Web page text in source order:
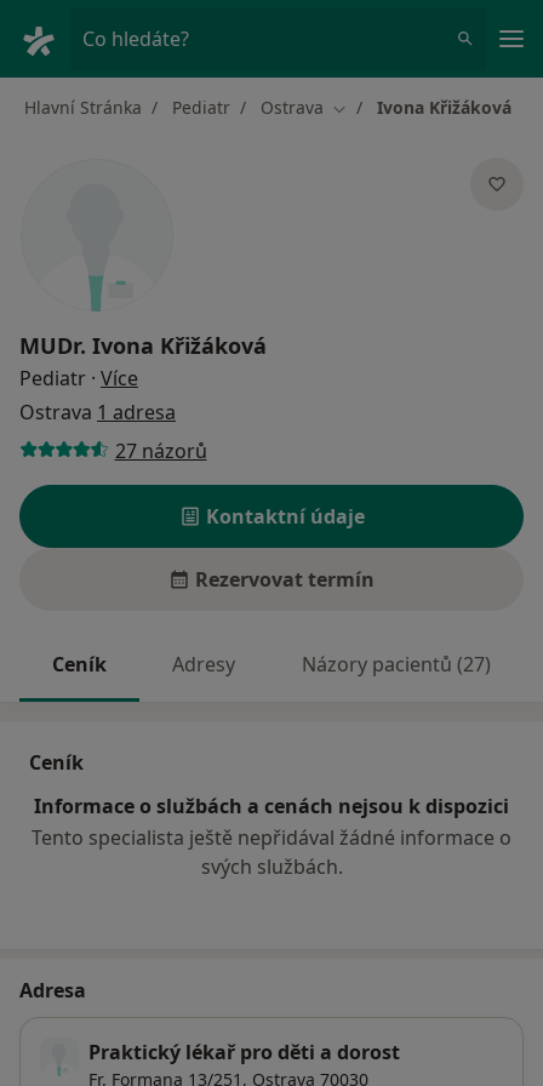
Co hledáte?
Hlavní Stránka Pediatr Ostrava Změna města
Ivona Křižáková
MUDr. Ivona Křižáková
Pediatr · Více
Ostrava 1 adresa
27 názorů
Kontaktní údaje
Rezervovat termín
Ceník Adresy Názory pacientů (27)
Ceník
Informace o službách a cenách nejsou k dispozici
Tento specialista ještě nepřidával žádné informace o
svých službách.
Adresa
Praktický lékař pro děti a dorost
Fr. Formana 13/251, Ostrava 70030